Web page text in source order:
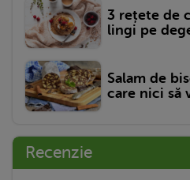
3 rețete de
lingi pe
Salam de
care nici să
Recenzie